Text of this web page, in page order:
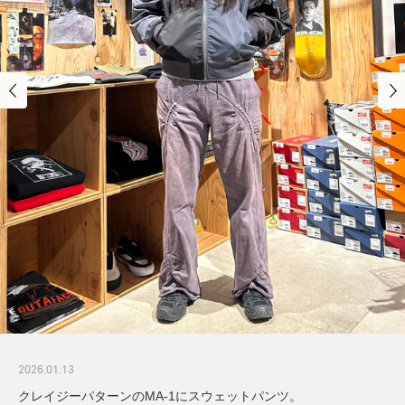
2026.01.13
クレイジーパターンのMA-1にスウェットパンツ。